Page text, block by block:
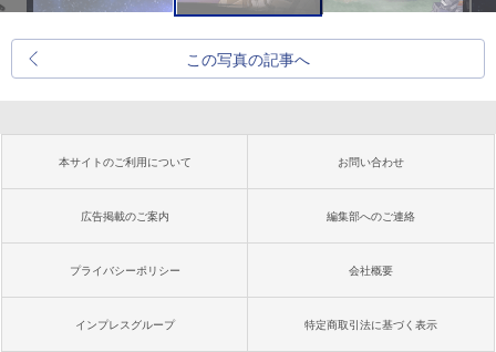
この写真の記事へ
本サイトのご利用について お問い合わせ
広告掲載のご案内 編集部へのご連絡
プライバシーポリシー 会社概要
インプレスグループ 特定商取引法に基づく表示